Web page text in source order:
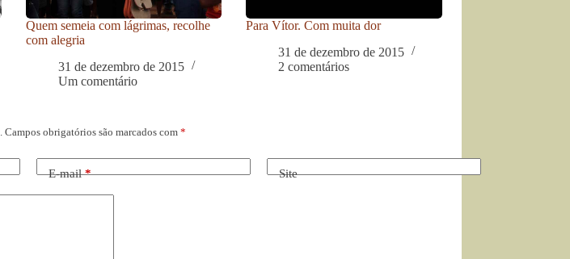
Quem semeia com lágrimas, recolhe
com alegria
31 de dezembro de 2015
Um comentário
Para Vítor. Com muita dor
31 de dezembro de 2015
2 comentários
Campos obrigatórios são marcados com *
E-mail* Site